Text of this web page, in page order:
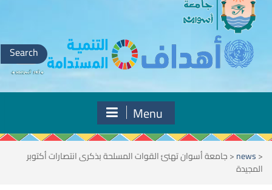
Search
for:
Menu
<
news
<جامعة أسوان تهنئ القوات المسلحة بذكرى انتصارات أكتوبر
المجيدة